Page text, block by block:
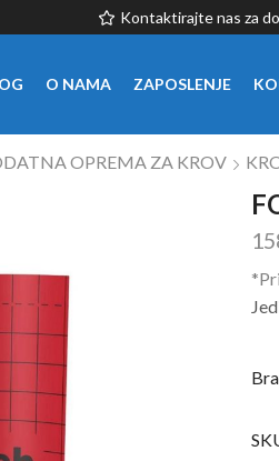
Kontaktirajte nas za
O NAMA ZAPOSLENJE
OPREMA ZA KROV